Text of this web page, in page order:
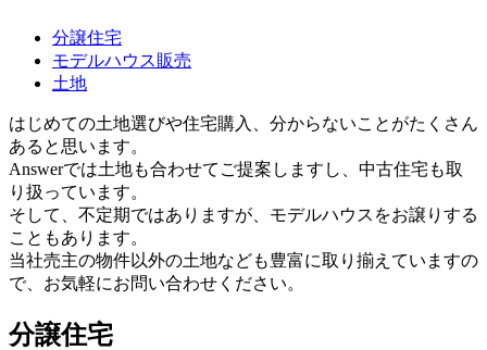
分譲住宅
モデルハウス販売
土地
はじめての土地選びや住宅購入、分からないことがたくさん
あると思います。
Answerでは土地も合わせてご提案しますし、中古住宅も取
り扱っています。
そして、不定期ではありますが、モデルハウスをお譲りする
こともあります。
当社売主の物件以外の土地なども豊富に取り揃えていますの
で、お気軽にお問い合わせください。
分譲住宅